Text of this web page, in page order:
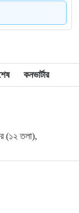
ভেঙে পড়ল প্যান্ডেল
কনভার্টার
(১২ তলা),